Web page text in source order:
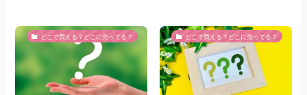
どこで買える？どこに売ってる？ どこで買える？どこに売ってる？